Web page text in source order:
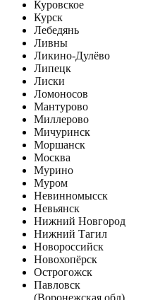
Куровское
Курск
Лебедянь
Ливны
Ликино-Дулёво
Липецк
Лиски
Ломоносов
Мантурово
Миллерово
Мичуринск
Моршанск
Москва
Мурино
Муром
Невинномысск
Невьянск
Нижний Новгород
Нижний Тагил
Новороссийск
Новохопёрск
Острогожск
Павловск